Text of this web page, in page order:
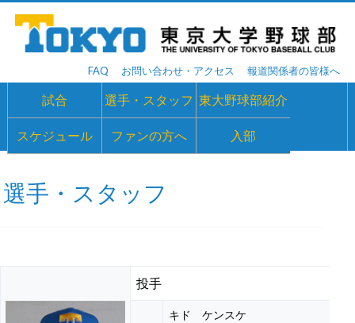
FAQ お問い合わせ・アクセス 報道関係者の皆様へ
試合 選手・スタッフ 東大野球部紹介
スケジュール ファンの方へ 入部
選手・スタッフ
投手
キド ケンスケ